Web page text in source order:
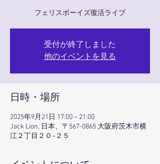
フェリスボーイズ復活ライブ
受付が終了しました
他のイベントを見る
日時・場所
2025年9月21日 17:00 – 21:00
Jack Lion, 日本、〒567-0865 大阪府茨木市横
江２丁目２０−２５